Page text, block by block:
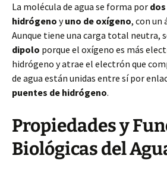
La molécula de agua se forma por
hidrógeno yuno de oxígeno, con un
Aunque tiene una carga total neutra,
dipolo porque el oxígeno es más
hidrógeno y atrae el electrón que
de agua están unidas entre sí por
puentes de hidrógeno.
Propiedades y
Biológicas del